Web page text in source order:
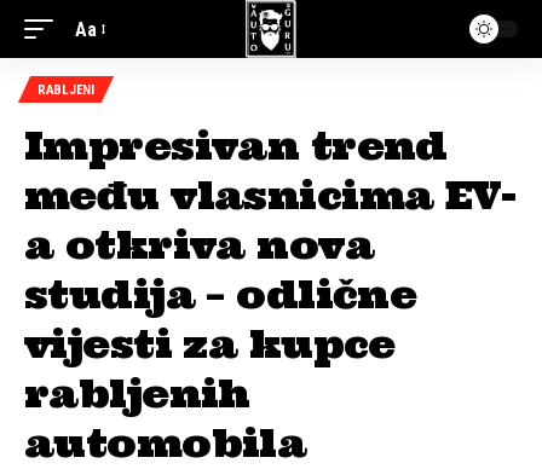
Aa
RABLJENI
Impresivan trend
među vlasnicima EV-
a otkriva nova
studija – odlične
vijesti za kupce
rabljenih
automobila